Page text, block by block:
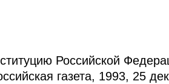
Российской
газета, 1993, 25